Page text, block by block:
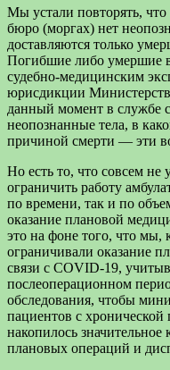
Мы устали повторять,
бюро (моргах) нет
доставляются только
Погибшие либо умершие
судебно-медицинским
юрисдикции
данный момент в службе
неопознанные тела, в
причиной смерти — эти
Но есть то, что совсем
ограничить работу
по времени, так и по
оказание плановой
это на фоне того, что мы,
ограничивали оказание
связи с COVID-19,
послеоперационном
обследования, чтобы
пациентов с хронической
накопилось
плановых операций и